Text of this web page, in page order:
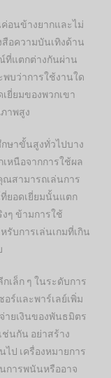
อนข้างยากและไม่
อความบันเทิงด้าน
ที่แตกต่างกันผ่าน
บว่าการใช้งานใด
ยี่ยมของพวกเขา
าพสูง
ษาขั้นสูงทั่วไปบาง
หนือจากการใช้ผล
สามารถเล่นการ
ยอดเยี่ยมนั้นแตก
ๆ ข้ามการใช้
บการเล่นเกมที่เกิน
เล็ก ๆ ในระดับการ
ร์และพาร์เลย์เพิ่ม
ายเงินของพันธมิตร
ช่นกัน อย่าสร้าง
ป เครื่องหมายการ
ารพนันหรืออาจ